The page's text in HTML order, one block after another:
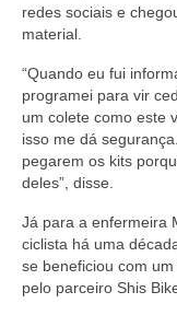
redes sociais e
material.
“Quando eu fui
programei para vir
um colete como este
isso me dá
pegarem os kits
deles”, disse.
Já para a enfermeira
ciclista há uma
se beneficiou com
pelo parceiro Shis